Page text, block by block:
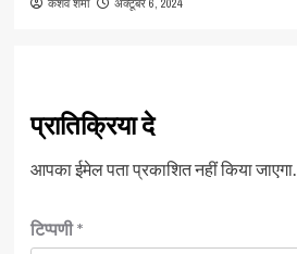
केशव शर्मा अक्टूबर 6, 2024
प्रातिक्रिया दे
आपका ईमेल पता प्रकाशित नहीं किया जाएगा.
टिप्पणी*